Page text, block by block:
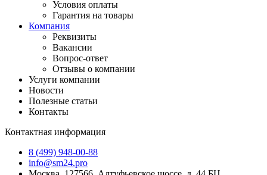
Условия оплаты
Гарантия на товары
Компания
Реквизиты
Вакансии
Вопрос-ответ
Отзывы о компании
Услуги компании
Новости
Полезные статьи
Контакты
Контактная информация
8 (499) 948-00-88
info@sm24.pro